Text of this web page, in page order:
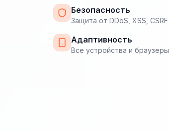
Безопасность
Защита от DDoS, XSS, CSRF
Адаптивность
Все устройства и браузеры